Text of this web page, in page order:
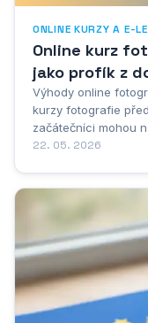
ONLINE KURZY A E-
Online kurz
jako profík z
Výhody online
kurzy fotografie
začátečníci mohou
Jednou z
22. 05. 2026